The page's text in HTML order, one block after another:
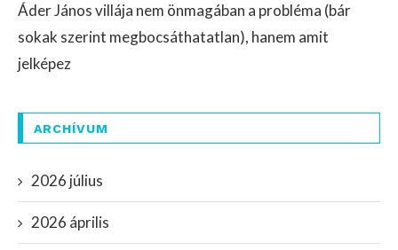
Áder János villája nem önmagában a probléma (bár
sokak szerint megbocsáthatatlan), hanem amit
jelképez
ARCHÍVUM
2026 július
2026 április